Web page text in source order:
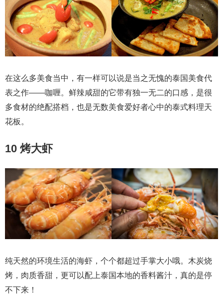
在这么多美食当中，有一样可以说是当之无愧的泰国美食代
表之作——咖喱。鲜辣咸甜的它带有独一无二的口感，是很
多食材的绝配搭档，也是无数美食爱好者心中的泰式料理天
花板。
10 烤大虾
纯天然的环境生活的海虾，个个都超过手掌大小哦。木炭烧
烤，肉质香甜，更可以配上泰国本地的香料酱汁，真的是停
不下来！